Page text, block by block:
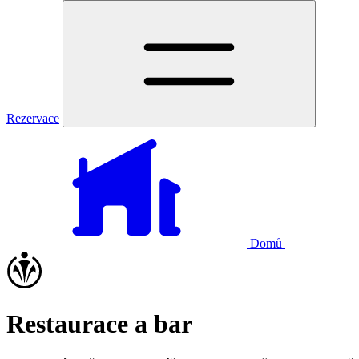
Rezervace
Domů
Restaurace a bar